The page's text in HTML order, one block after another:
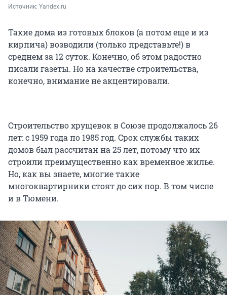
Источник: Yandex.ru
Такие дома из готовых блоков (а потом еще и из
кирпича) возводили (только представьте!) в
среднем за 12 суток. Конечно, об этом радостно
писали газеты. Но на качестве строительства,
конечно, внимание не акцентировали.
Строительство хрущевок в Союзе продолжалось 26
лет: с 1959 года по 1985 год. Срок службы таких
домов был рассчитан на 25 лет, потому что их
строили преимущественно как временное жилье.
Но, как вы знаете, многие такие
многоквартирники стоят до сих пор. В том числе
и в Тюмени.